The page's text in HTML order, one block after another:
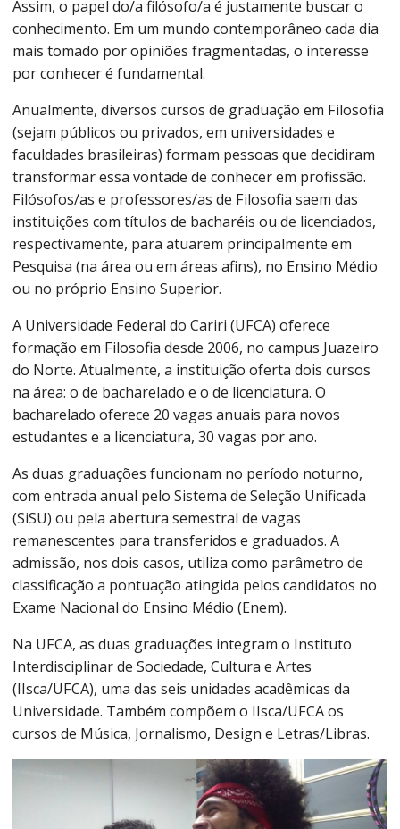
Assim, o papel do/a filósofo/a é justamente buscar o
conhecimento. Em um mundo contemporâneo cada dia
mais tomado por opiniões fragmentadas, o interesse
por conhecer é fundamental.
Anualmente, diversos cursos de graduação em Filosofia
(sejam públicos ou privados, em universidades e
faculdades brasileiras) formam pessoas que decidiram
transformar essa vontade de conhecer em profissão.
Filósofos/as e professores/as de Filosofia saem das
instituições com títulos de bacharéis ou de licenciados,
respectivamente, para atuarem principalmente em
Pesquisa (na área ou em áreas afins), no Ensino Médio
ou no próprio Ensino Superior.
A Universidade Federal do Cariri (UFCA) oferece
formação em Filosofia desde 2006, no campus Juazeiro
do Norte. Atualmente, a instituição oferta dois cursos
na área: o de bacharelado e o de licenciatura. O
bacharelado oferece 20 vagas anuais para novos
estudantes e a licenciatura, 30 vagas por ano.
As duas graduações funcionam no período noturno,
com entrada anual pelo Sistema de Seleção Unificada
(SiSU) ou pela abertura semestral de vagas
remanescentes para transferidos e graduados. A
admissão, nos dois casos, utiliza como parâmetro de
classificação a pontuação atingida pelos candidatos no
Exame Nacional do Ensino Médio (Enem).
Na UFCA, as duas graduações integram o Instituto
Interdisciplinar de Sociedade, Cultura e Artes
(IIsca/UFCA), uma das seis unidades acadêmicas da
Universidade. Também compõem o IIsca/UFCA os
cursos de Música, Jornalismo, Design e Letras/Libras.